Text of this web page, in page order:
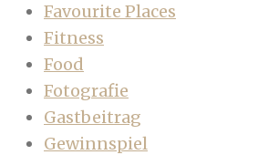
Favourite Places
Fitness
Food
Fotografie
Gastbeitrag
Gewinnspiel